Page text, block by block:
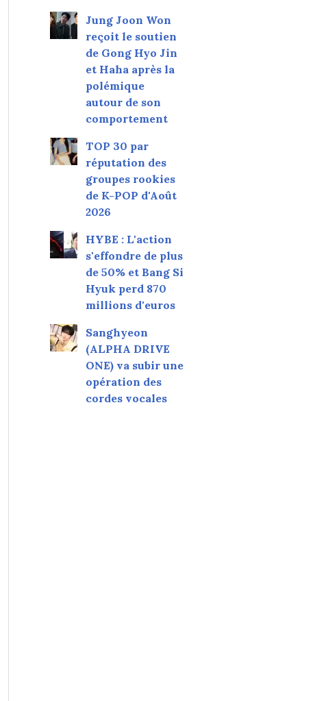
Jung Joon Won
reçoit le soutien
de Gong Hyo Jin
et Haha après la
polémique
autour de son
comportement
TOP 30 par
réputation des
groupes rookies
de K-POP d'Août
2026
HYBE : L'action
s'effondre de plus
de 50% et Bang Si
Hyuk perd 870
millions d'euros
Sanghyeon
(ALPHA DRIVE
ONE) va subir une
opération des
cordes vocales